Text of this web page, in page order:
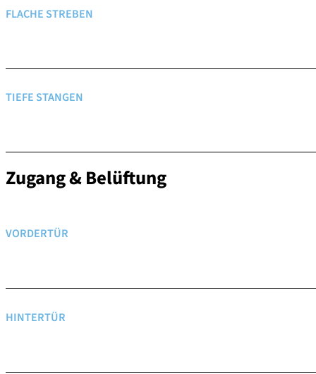
FLACHE STREBEN
TIEFE STANGEN
Zugang & Belüftung
VORDERTÜR
HINTERTÜR